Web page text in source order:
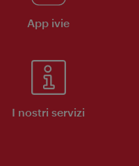
App ivie
I nostri servizi